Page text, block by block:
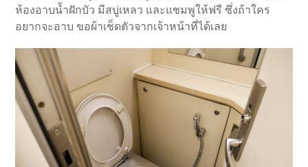
ห้องอาบน้ำฝักบัว มีสบู่เหลว และแชมพูให้ฟรี ซึ่งถ้าใคร
อยากจะอาบ ขอผ้าเช็ดตัวจากเจ้าหน้าที่ได้เลย